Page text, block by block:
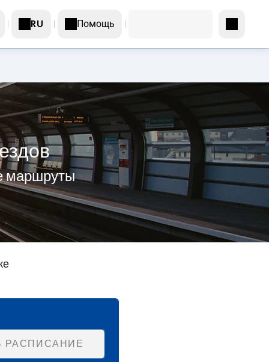
RU Помощь
маршруты
РАСПИСАНИЕ